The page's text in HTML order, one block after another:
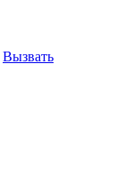
Вызвать